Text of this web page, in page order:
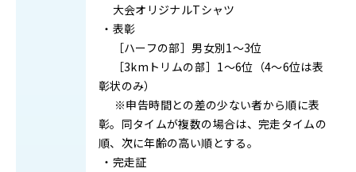
大会オリジナルTシャツ
・ 表彰
［ハーフの部］男女別1～3位
［3kmトリムの部］1～6位（4～6位は表
彰状のみ）
※申告時間との差の少ない者から順に表
彰。同タイムが複数の場合は、完走タイムの
順、次に年齢の高い順とする。
・完走証